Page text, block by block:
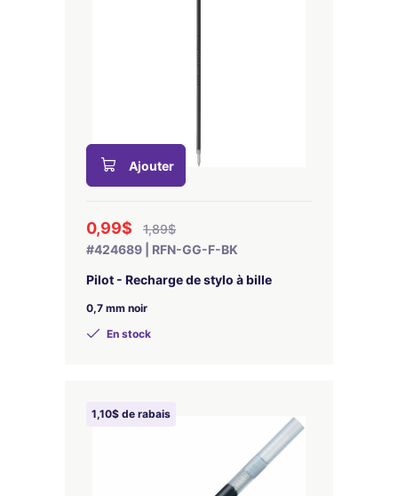
Ajouter
0,99$
1,89$
#424689 | RFN-GG-F-BK
Pilot - Recharge de stylo à bille
0,7 mm noir
En stock
1,10$ de rabais